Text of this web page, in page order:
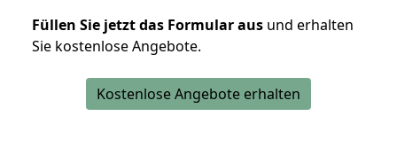
Füllen Sie jetzt das Formular aus und erhalten
Sie kostenlose Angebote.
Kostenlose Angebote erhalten